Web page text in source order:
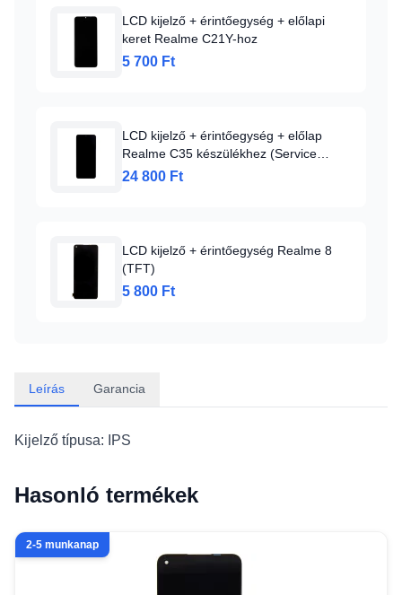
LCD kijelző + érintőegység + előlapi
keret Realme C21Y-hoz
5 700 Ft
LCD kijelző + érintőegység + előlap
Realme C35 készülékhez (Service
Pack)
24 800 Ft
LCD kijelző + érintőegység Realme 8
(TFT)
5 800 Ft
Leírás Garancia
Kijelző típusa: IPS
Hasonló termékek
2-5 munkanap